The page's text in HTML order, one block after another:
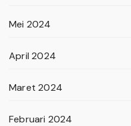
Mei 2024
April 2024
Maret 2024
Februari 2024